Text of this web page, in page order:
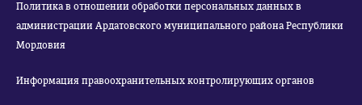
Политика в отношении обработки персональных данных в
администрации Ардатовского муниципального района Республики
Мордовия
Информация правоохранительных контролирующих органов